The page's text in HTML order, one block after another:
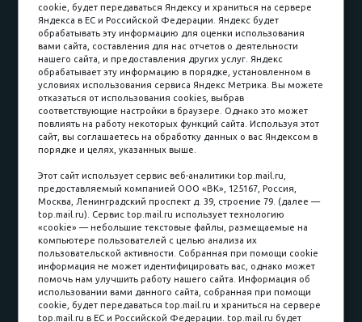
Карьера в компании
Контакты
Принимаем к оплате
Наличные
пл. Соляная, 6, стр. 16
8 (3822) 60-70-30
8 (3822) 50-39-09
8 (3822) 22-77-68
8 (3822) 50-48-50
cookie, будет передаваться Яндексу и храниться на сервере
Яндекса в ЕС и Российской Федерации. Яндекс будет
обрабатывать эту информацию для оценки использования
вами сайта, составления для нас отчетов о деятельности
нашего сайта, и предоставления других услуг. Яндекс
обрабатывает эту информацию в порядке, установленном в
условиях использования сервиса Яндекс Метрика. Вы можете
отказаться от использования cookies, выбрав
соответствующие настройки в браузере. Однако это может
повлиять на работу некоторых функций сайта. Используя этот
сайт, вы соглашаетесь на обработку данных о вас Яндексом в
порядке и целях, указанных выше.
Этот сайт использует сервис веб-аналитики top.mail.ru,
предоставляемый компанией ООО «ВК», 125167, Россия,
Москва, Ленинградский проспект д. 39, строение 79. (далее —
top.mail.ru). Сервис top.mail.ru использует технологию
«cookie» — небольшие текстовые файлы, размещаемые на
компьютере пользователей с целью анализа их
пользовательской активности. Собранная при помощи cookie
информация не может идентифицировать вас, однако может
помочь нам улучшить работу нашего сайта. Информация об
использовании вами данного сайта, собранная при помощи
cookie, будет передаваться top.mail.ru и храниться на сервере
top.mail.ru в ЕС и Российской Федерации. top.mail.ru будет